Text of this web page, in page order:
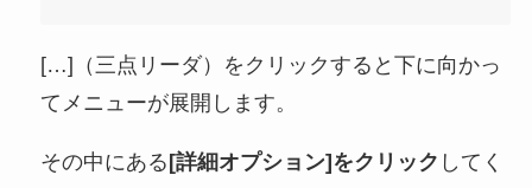
[…]（三点リーダ）をクリックすると下に向かっ
てメニューが展開します。
その中にある [詳細オプション]をクリック してく